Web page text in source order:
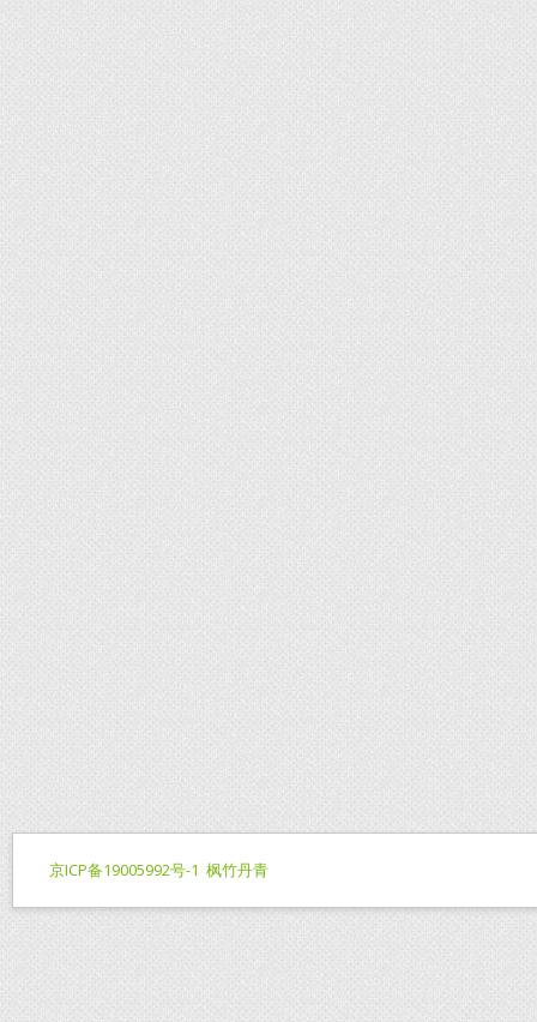
京ICP备19005992号-1 枫竹丹青